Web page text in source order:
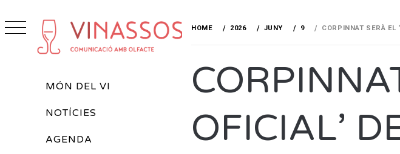
Primary
MÓN DEL VI
NOTÍCIES
AGENDA
to
content
HOME 2026 JUNY 9 CORPINNAT SERÀ EL
OFICIAL’